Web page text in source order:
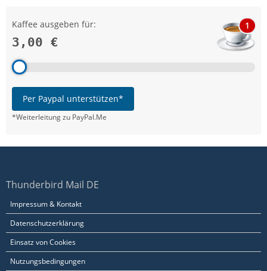
Kaffee ausgeben für:
3,00 €
1
Per Paypal unterstützen*
*Weiterleitung zu PayPal.Me
Thunderbird Mail DE
Impressum & Kontakt
Datenschutzerklärung
Einsatz von Cookies
Nutzungsbedingungen